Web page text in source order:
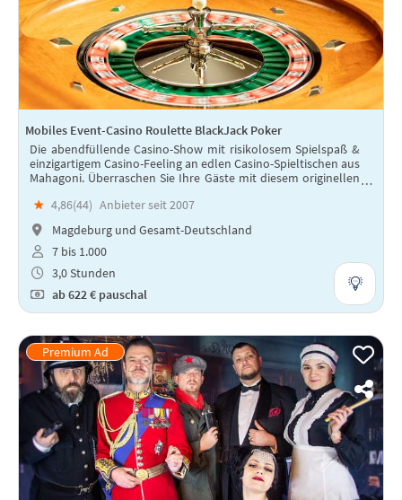
Mobiles Event-Casino Roulette BlackJack Poker
Die abendfüllende Casino-Show mit risikolosem Spielspaß &
einzigartigem Casino-Feeling an edlen Casino-Spieltischen aus
Mahagoni. Überraschen Sie Ihre Gäste mit diesem originellen
★ 4,86(44) Anbieter seit 2007
Magdeburg und Gesamt-Deutschland
7 bis 1.000
3,0 Stunden
ab622 € pauschal